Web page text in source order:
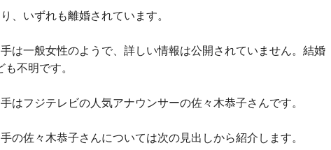
、いずれも離婚されています。
は一般女性のようで、詳しい情報は公開されていません。結婚
不明です。
はフジテレビの人気アナウンサーの佐々木恭子さんです。
の佐々木恭子さんについては次の見出しから紹介します。